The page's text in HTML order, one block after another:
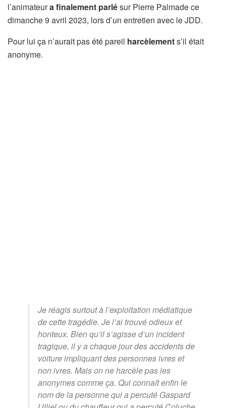
l’animateura finalement parlésur Pierre Palmade ce
dimanche 9 avril 2023, lors d’un entretien avec le JDD.
Pour lui ça n’aurait pas été pareil harcèlements’il était
anonyme.
Je réagis surtout à l’exploitation médiatique
de cette tragédie. Je l’ai trouvé odieux et
honteux. Bien qu’il s’agisse d’un incident
tragique, il y a chaque jour des accidents de
voiture impliquant des personnes ivres et
non ivres. Mais on ne harcèle pas les
anonymes comme ça. Qui connaît enfin le
nom de la personne qui a percuté Gaspard